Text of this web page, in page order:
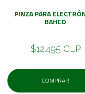
PINZA PARA
BAHCO
$12.495 CLP
COMPRAR